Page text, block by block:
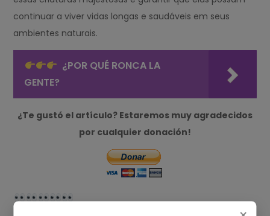
continuar a viver vidas longas e saudáveis em seus
ambientes naturais.
¿POR QUÉ RONCA LA
GENTE?
¿Te gustó el artículo? Estaremos muy agradecidos
por cualquier donación!